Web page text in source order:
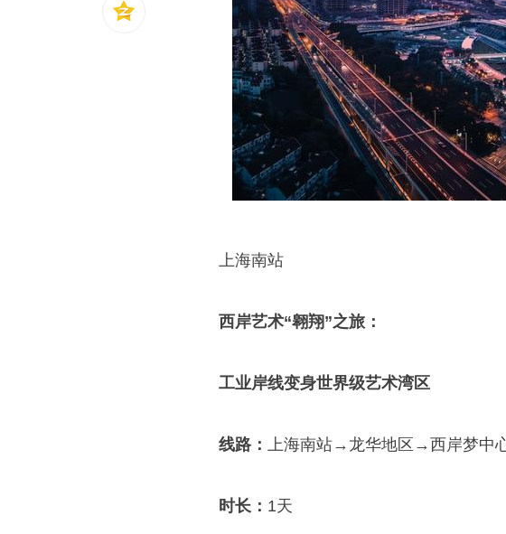
上海南站
西岸艺术“翱翔”之旅：
工业岸线变身世界级艺术湾区
线路： 上海南站→龙华地区→西岸梦中
时长： 1天